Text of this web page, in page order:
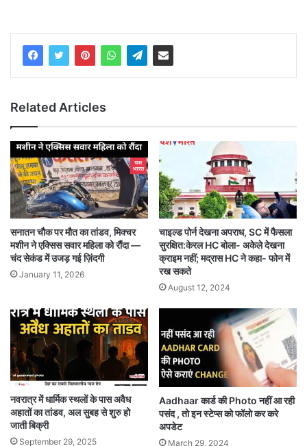
Related Articles
सनातन चौक पर मौत का तांडव, मिक्चर
मशीन ने एक्सिस सवार महिला को रौंदा —
चंद सेकंड में उजड़ गई ज़िंदगी
January 11, 2026
चाइल्ड पोर्न देखना अपराध, SC में फैसला
सुरक्षित:केरल HC बोला- अकेले देखना
क्राइम नहीं; मद्रास HC ने कहा- फोन में
रख सकते
August 12, 2024
नवरात्र में धार्मिक स्थलों के पास अवैध
अहातों का तांडव, अल सुबह से शुरु हो
जाती बिक्री
September 29, 2025
Aadhaar कार्ड की Photo नहीं आ रही
पसंद , तो इन स्टेप्स को फॉलो कर करे
अपडेट
March 29, 2024